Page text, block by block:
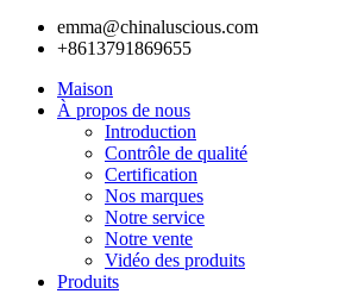
emma@chinaluscious.com
+8613791869655
Maison
À propos de nous
Introduction
Contrôle de qualité
Certification
Nos marques
Notre service
Notre vente
Vidéo des produits
Produits